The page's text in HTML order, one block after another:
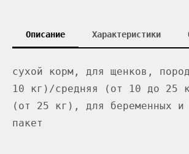
Описание Характеристики
сухой корм, для щенков,
10 кг)/средняя (от 10 до 25
(от 25 кг), для беременных и
пакет